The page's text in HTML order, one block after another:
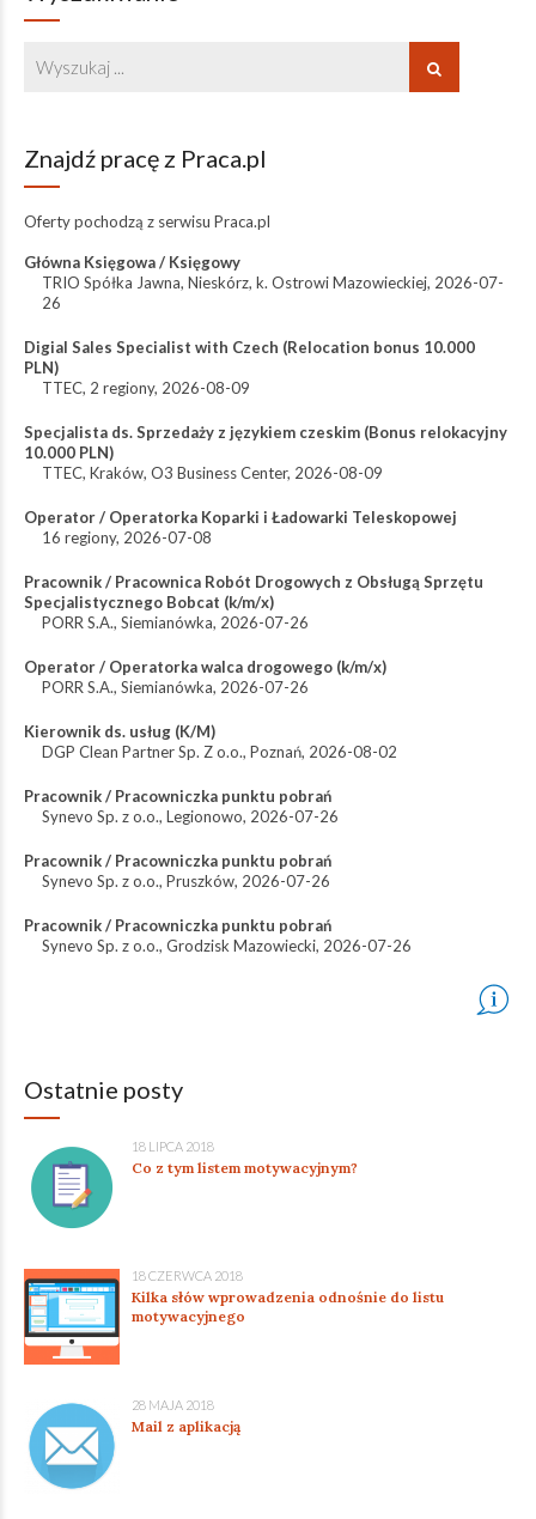
Znajdź pracę z Praca.pl
Oferty pochodzą z serwisu Praca.pl
Główna Księgowa / Księgowy
TRIO Spółka Jawna, Nieskórz, k. Ostrowi Mazowieckiej, 2026-07-
26
Digial Sales Specialist with Czech (Relocation bonus 10.000
PLN)
TTEC, 2 regiony, 2026-08-09
Specjalista ds. Sprzedaży z językiem czeskim (Bonus relokacyjny
10.000 PLN)
TTEC, Kraków, O3 Business Center, 2026-08-09
Operator / Operatorka Koparki i Ładowarki Teleskopowej
16 regiony, 2026-07-08
Pracownik / Pracownica Robót Drogowych z Obsługą Sprzętu
Specjalistycznego Bobcat (k/m/x)
PORR S.A., Siemianówka, 2026-07-26
Operator / Operatorka walca drogowego (k/m/x)
PORR S.A., Siemianówka, 2026-07-26
Kierownik ds. usług (K/M)
DGP Clean Partner Sp. Z o.o., Poznań, 2026-08-02
Pracownik / Pracowniczka punktu pobrań
Synevo Sp. z o.o., Legionowo, 2026-07-26
Pracownik / Pracowniczka punktu pobrań
Synevo Sp. z o.o., Pruszków, 2026-07-26
Pracownik / Pracowniczka punktu pobrań
Synevo Sp. z o.o., Grodzisk Mazowiecki, 2026-07-26
Ostatnie posty
18 LIPCA 2018
Co z tym listem motywacyjnym?
18 CZERWCA 2018
Kilka słów wprowadzenia odnośnie do listu
motywacyjnego
28 MAJA 2018
Mail z aplikacją